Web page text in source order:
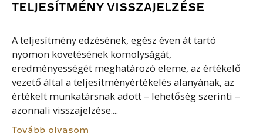
TELJESÍTMÉNY VISSZAJELZÉSE
A teljesítmény edzésének, egész éven át tartó
nyomon követésének komolyságát,
eredményességét meghatározó eleme, az értékelő
vezető által a teljesítményértékelés alanyának, az
értékelt munkatársnak adott – lehetőség szerinti –
azonnali visszajelzése....
Tovább olvasom